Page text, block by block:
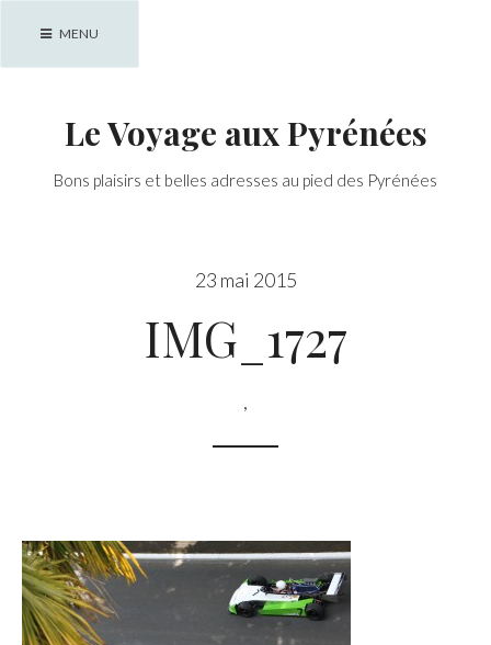
MENU
Le Voyage aux Pyrénées
Bons plaisirs et belles adresses au pied des Pyrénées
23 mai 2015
IMG_1727
,